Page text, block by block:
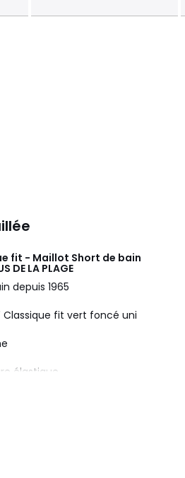
fit - Maillot Short de bain
DE LA PLAGE
depuis 1965
fit vert foncé uni
élastique
cm pour la taille M